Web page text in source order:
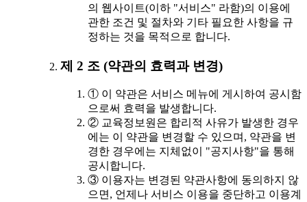
의 웹사이트(이하 "서비스" 라함)의 이용에
관한 조건 및 절차와 기타 필요한 사항을 규
정하는 것을 목적으로 합니다.
제 2 조 (약관의 효력과 변경)
① 이 약관은 서비스 메뉴에 게시하여 공시함
으로써 효력을 발생합니다.
② 교육정보원은 합리적 사유가 발생한 경우
에는 이 약관을 변경할 수 있으며, 약관을 변
경한 경우에는 지체없이 "공지사항"을 통해
공시합니다.
③ 이용자는 변경된 약관사항에 동의하지 않
으면, 언제나 서비스 이용을 중단하고 이용계